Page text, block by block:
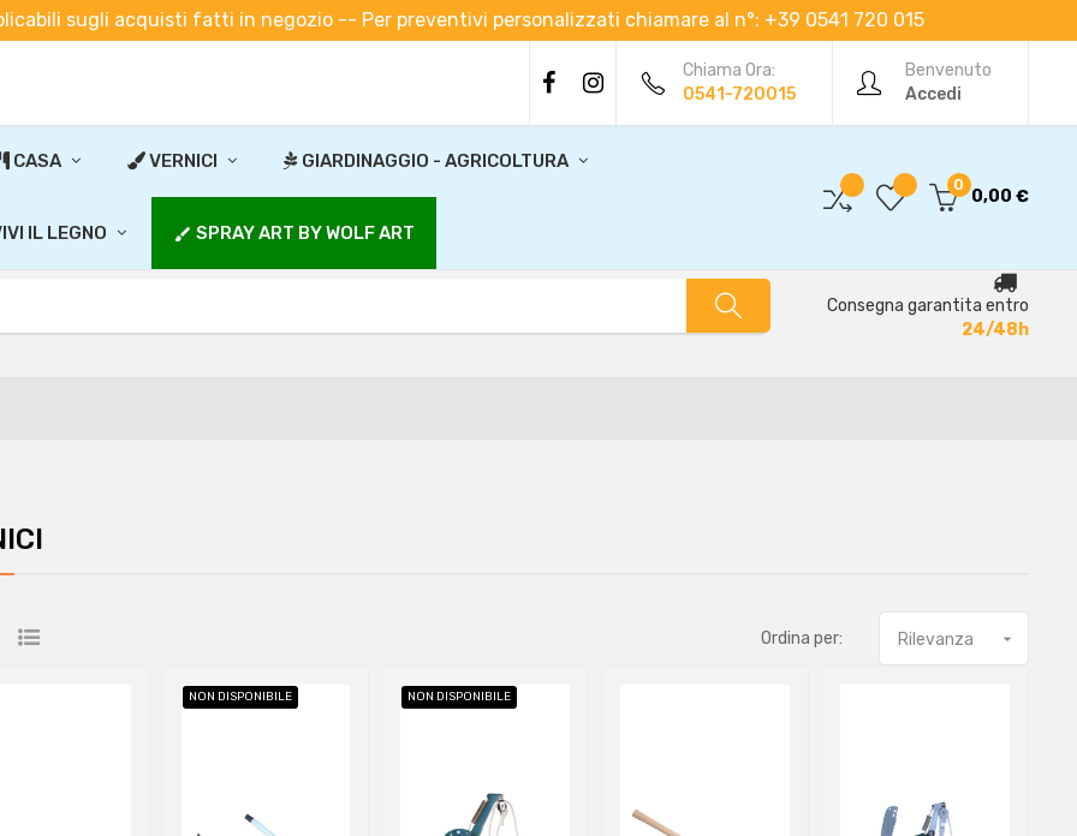
sugli acquisti fatti in negozio -- Per preventivi personalizzati chiamare al n°: +39 0541 720 015
Benvenuto
Accedi
Chiama Ora:
0541-720015
CASA VERNICI GIARDINAGGIO - AGRICOLTURA
IL LEGNO brush SPRAY ART BY WOLF ART
0
0,00 €
Consegna garantita entro
24/48h
Ordina per: Rilevanza 
NON DISPONIBILE NON DISPONIBILE